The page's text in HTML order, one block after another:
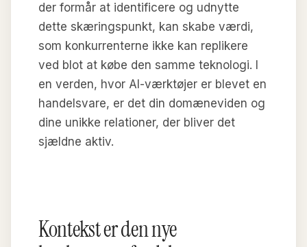
der formår at identificere og udnytte
dette skæringspunkt, kan skabe værdi,
som konkurrenterne ikke kan replikere
ved blot at købe den samme teknologi. I
en verden, hvor AI-værktøjer er blevet en
handelsvare, er det din domæneviden og
dine unikke relationer, der bliver det
sjældne aktiv.
Kontekst er den nye